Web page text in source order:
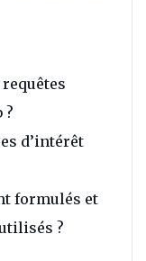
?
d’intérêt
formulés et
?